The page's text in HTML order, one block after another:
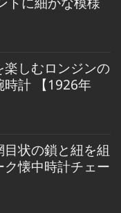
しむロンジンの
時計 【1926年
状の鎖と紐を組
懐中時計チェー